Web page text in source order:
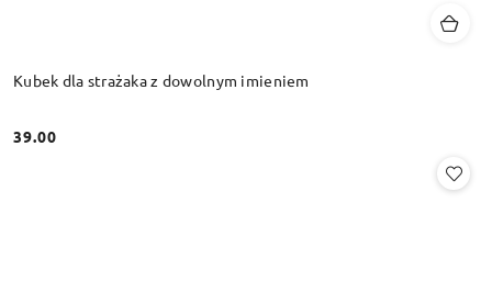
Kubek dla strażaka z dowolnym imieniem
Cena:
39.00